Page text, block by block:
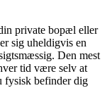
private bopæl eller
sig uheldigvis en
Den mest
tid være selv at
fysisk befinder dig